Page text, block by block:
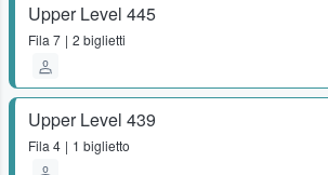
Upper Level 445
Fila 7 2 biglietti
Upper Level 439
Fila 4 1 biglietto